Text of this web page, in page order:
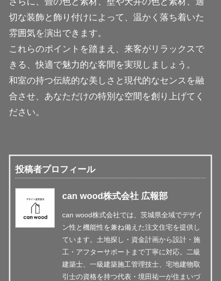
切な装飾と飾り付けによって、温かく落ち着いた
雰囲気を演出できます。
これらのポイントを踏まえ、来客がリラックスで
きる、快適で魅力的な客間を実現しましょう。
和室の持つ伝統的な美しさと現代的なセンスを融
合させ、あなただけの特別な空間を創り上げてく
ださい。
投稿者プロフィール
can wood株式会社 広報部
can wood株式会社では、茨城県全域でデザイ
ン性と機能性を兼ね備えた注文住宅を提供し
ています。土地探し・資金計画から設計・施
工・アフターサポートまで丁寧に対応。二級
建築士、一級建築施工管理技士、宅地建物取
引士の資格を持つ代表・境田祐一が住まいづ